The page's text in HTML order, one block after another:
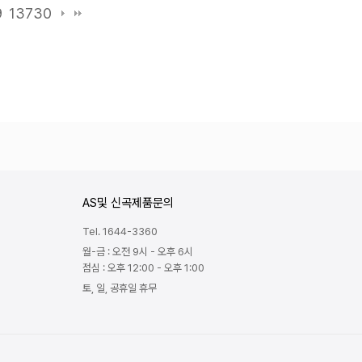
13730
AS및 신곡제품문의
Tel. 1644-3360
월-금 : 오전 9시 - 오후 6시
점심 : 오후 12:00 - 오후 1:00
토, 일, 공휴일 휴무